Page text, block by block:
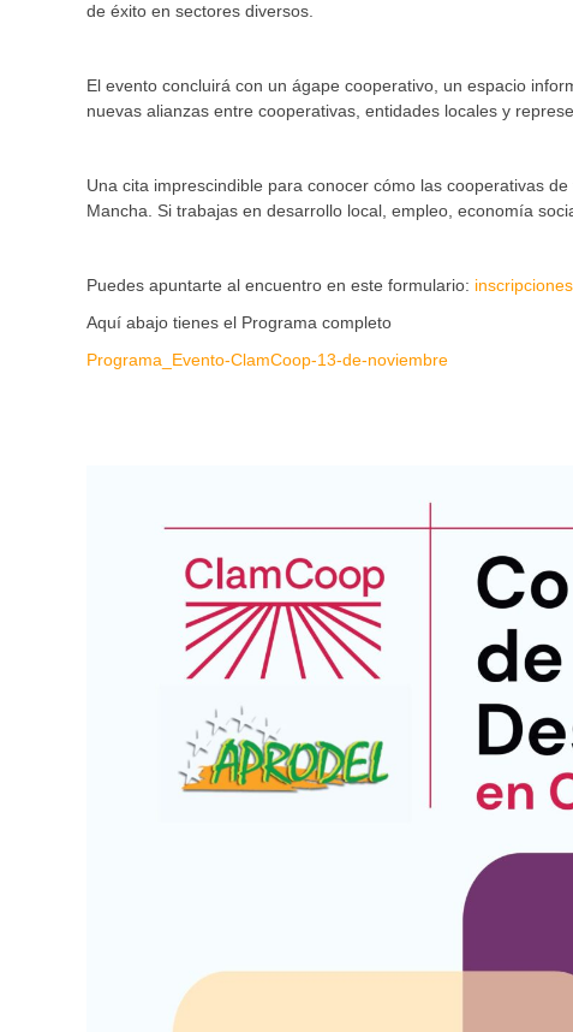
de éxito en sectores diversos.
El evento concluirá con un ágape cooperativo, un espacio
nuevas alianzas entre cooperativas, entidades locales y
Una cita imprescindible para conocer cómo las cooperativas
Mancha. Si trabajas en desarrollo local, empleo, economía
Puedes apuntarte al encuentro en este formulario: inscripciones
Aquí abajo tienes el Programa completo
Programa_Evento-ClamCoop-13-de-noviembre